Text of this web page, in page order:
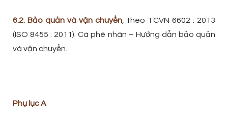
6.2. Bảo quản và vận chuyển , theo TCVN 6602 : 2013
(ISO 8455 : 2011). Cà phê nhân – Hướng dẫn bảo quản
và vận chuyển.
Phụ lục A